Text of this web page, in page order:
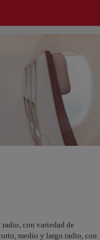
con variedad de
medio y largo radio, con